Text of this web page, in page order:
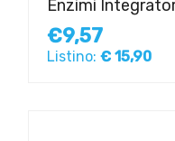
Enzimi
€9,57
Listino: € 15,90